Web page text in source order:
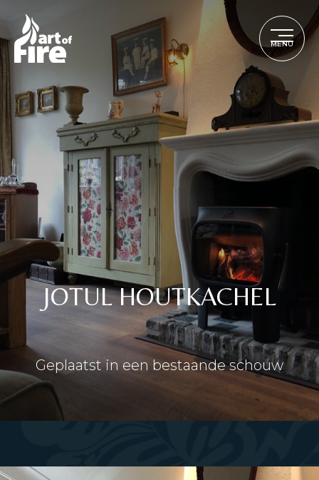
MENU
JOTUL HOUTKACHEL
Geplaatst in een bestaande schouw